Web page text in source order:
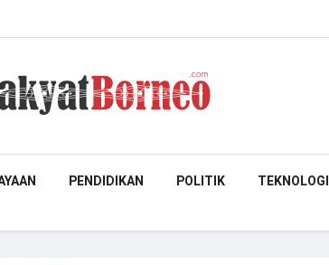
PENDIDIKAN POLITIK TEKNOLOGI